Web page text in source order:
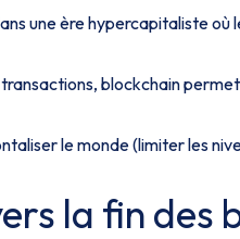
une ère hypercapitaliste
blockchain
le monde (limiter les
la fin des